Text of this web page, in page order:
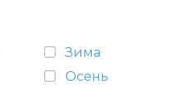
Зима
Осень